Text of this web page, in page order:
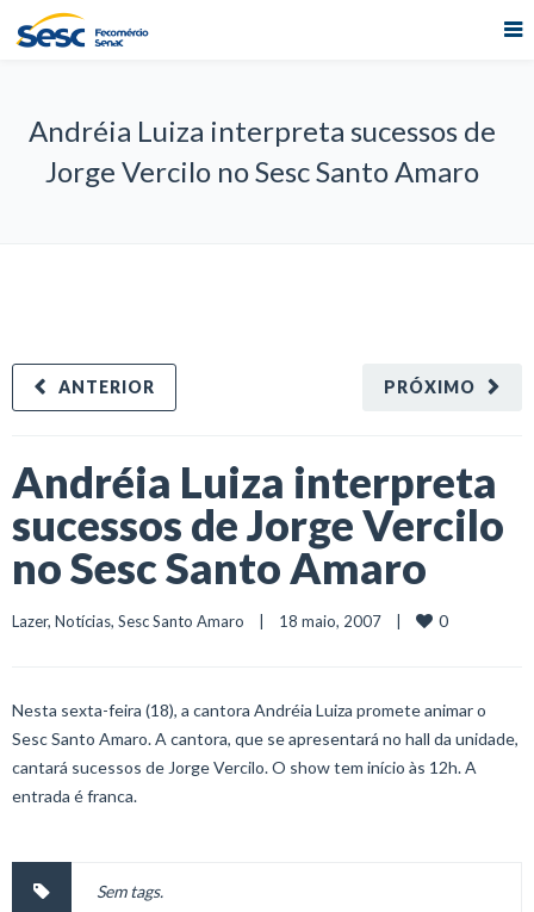
Andréia Luiza interpreta sucessos de
Jorge Vercilo no Sesc Santo Amaro
PRÓXIMO
ANTERIOR
Andréia Luiza interpreta
sucessos de Jorge Vercilo
no Sesc Santo Amaro
Lazer, Notícias, Sesc Santo Amaro
    |    18 maio, 2007    |
0
Nesta sexta-feira (18), a cantora Andréia Luiza promete animar o
Sesc Santo Amaro. A cantora, que se apresentará no hall da unidade,
cantará sucessos de Jorge Vercilo. O show tem início às 12h. A
entrada é franca.
Sem tags.